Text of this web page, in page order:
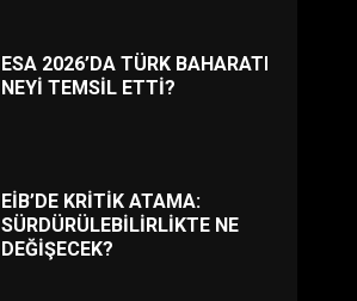
ESA 2026’DA TÜRK BAHARATI
NEYİ TEMSİL ETTİ?
EİB’DE KRİTİK ATAMA:
SÜRDÜRÜLEBİLİRLİKTE NE
DEĞİŞECEK?